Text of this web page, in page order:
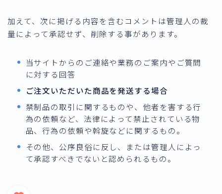
加えて、次に掲げる内容を含むコメントは管理人の裁
量によって承認せず、削除する事があります。
当サイトからのご連絡や業務のご案内やご質問
に対する回答
ご注文いただいた商品を発送する場合
禁制品の取引に関するものや、他者を害する行
為の依頼など、法律によって禁止されている物
品、行為の依頼や斡旋などに関するもの。
その他、公序良俗に反し、または管理人によっ
て承認すべきでないと認められるもの。